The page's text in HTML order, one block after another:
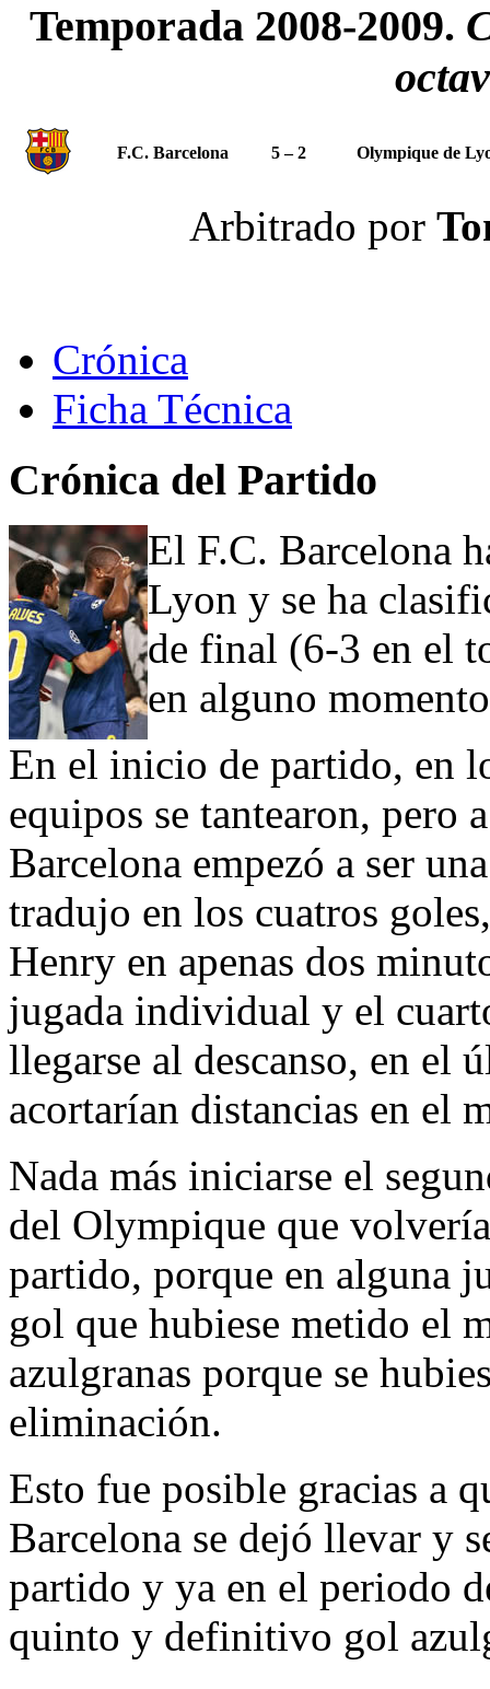
Temporada 2008-2009.
F.C. Barcelona 5 – 2 Olympique de
Arbitrado por
Crónica
Ficha Técnica
Crónica del Partido
El F.C. Barcelona
Lyon y se ha
de final (6-3 en el
en alguno
En el inicio de partido, en
equipos se tantearon, pero
Barcelona empezó a ser
tradujo en los cuatros
Henry en apenas dos
jugada individual y el
llegarse al descanso, en el
acortarían distancias en el
Nada más iniciarse el
del Olympique que
partido, porque en alguna
gol que hubiese metido el
azulgranas porque se
eliminación.
Esto fue posible gracias a
Barcelona se dejó llevar y
partido y ya en el periodo
quinto y definitivo gol